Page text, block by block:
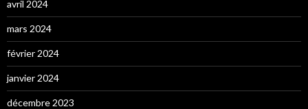
avril 2024
mars 2024
février 2024
janvier 2024
décembre 2023